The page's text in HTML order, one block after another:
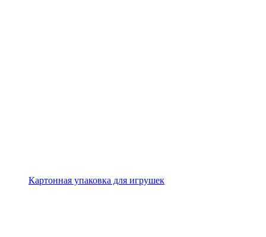
Картонная упаковка для игрушек